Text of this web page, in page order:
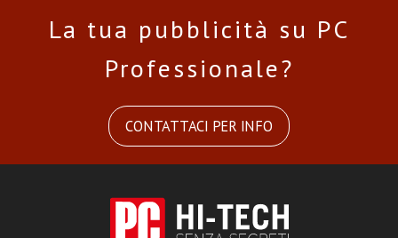
La tua pubblicità su PC
Professionale?
CONTATTACI PER INFO